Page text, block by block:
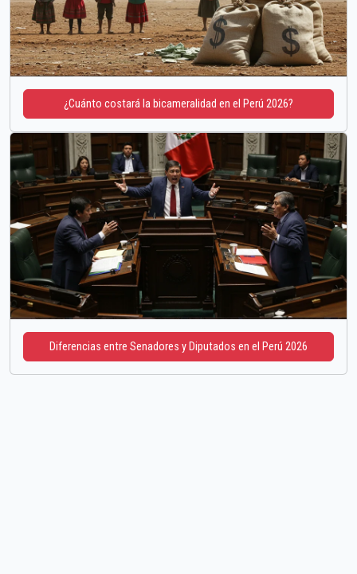
¿Cuánto costará la bicameralidad en el Perú 2026?
Diferencias entre Senadores y Diputados en el Perú 2026